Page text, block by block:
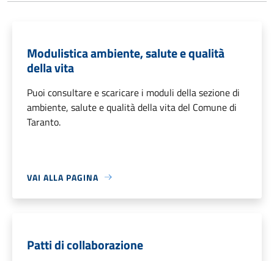
Modulistica ambiente, salute e qualità
della vita
Puoi consultare e scaricare i moduli della sezione di
ambiente, salute e qualità della vita del Comune di
Taranto.
VAI ALLA PAGINA
Patti di collaborazione